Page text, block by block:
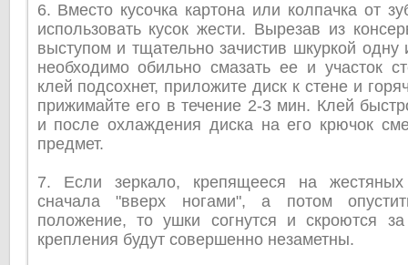
6. Вместо кусочка картона или колпачка от
использовать кусок жести. Вырезав из
выступом и тщательно зачистив шкуркой одну
необходимо обильно смазать ее и участок
клей подсохнет, приложите диск к стене и
прижимайте его в течение 2-3 мин. Клей
и после охлаждения диска на его крючок
предмет.
7. Если зеркало, крепящееся на жестяных
сначала "вверх ногами", а потом
положение, то ушки согнутся и скроются
крепления будут совершенно незаметны.